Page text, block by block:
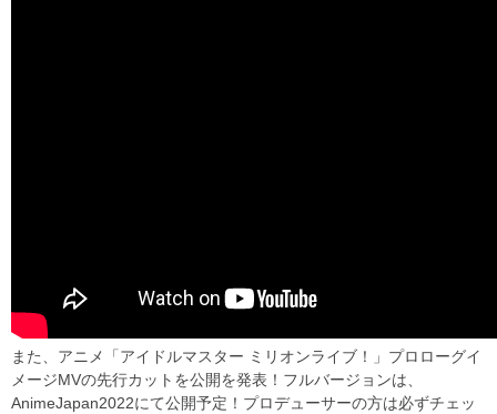
また、アニメ「アイドルマスター ミリオンライブ！」プロローグイ
メージMVの先行カットを公開を発表！フルバージョンは、
AnimeJapan2022にて公開予定！プロデューサーの方は必ずチェッ